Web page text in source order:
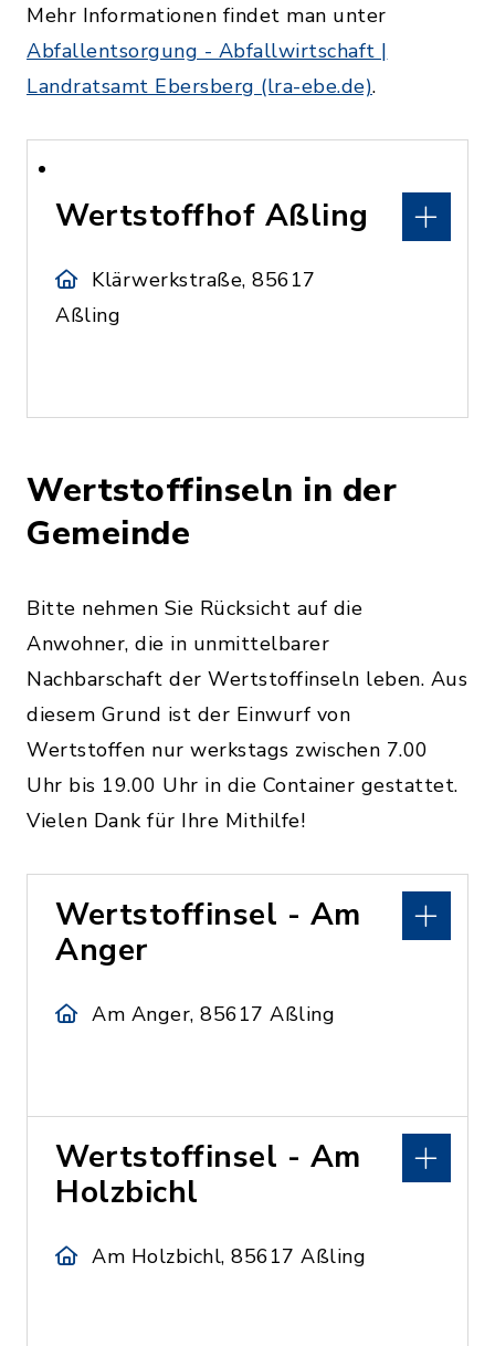
Mehr Informationen findet man unter
Abfallentsorgung - Abfallwirtschaft |
Landratsamt Ebersberg (lra-ebe.de).
Wertstoffhof Aßling
Klärwerkstraße, 85617
Aßling
Wertstoffinseln in der
Gemeinde
Bitte nehmen Sie Rücksicht auf die
Anwohner, die in unmittelbarer
Nachbarschaft der Wertstoffinseln leben. Aus
diesem Grund ist der Einwurf von
Wertstoffen nur werkstags zwischen 7.00
Uhr bis 19.00 Uhr in die Container gestattet.
Vielen Dank für Ihre Mithilfe!
Wertstoffinsel - Am
Anger
Am Anger, 85617 Aßling
Wertstoffinsel - Am
Holzbichl
Am Holzbichl, 85617 Aßling